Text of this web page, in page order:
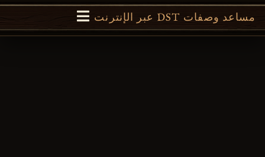
مساعد وصفات DST عبر الإنترنت